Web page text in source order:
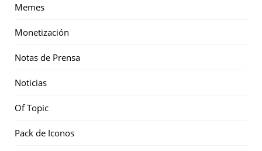
Memes
Monetización
Notas de Prensa
Noticias
Of Topic
Pack de Iconos